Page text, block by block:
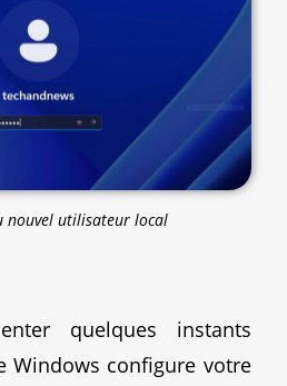
nouvel utilisateur local
quelques instants
Windows configure votre